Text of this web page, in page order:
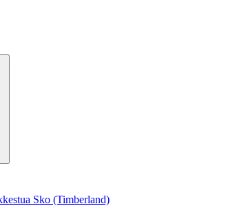
Sko (Timberland)